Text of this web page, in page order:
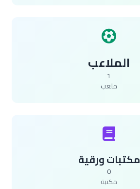
الملاعب
ملعب
مكتبات ورقية
0
مكتبة